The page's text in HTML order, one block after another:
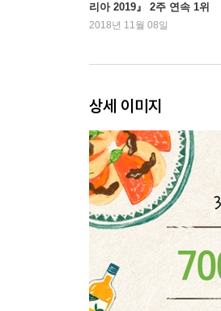
14위. 마늘조림
15위. 양념연두부
19위. 콩나물무침
20위. 시금치겉절이
- 멸치육수 내는 법
- 파기름 만드는 법
365일 질리지 않는
사계절 내내 먹는 밑반찬
리아 2019』 2주 연속 1위
2018년 11월 08일
상세 이미지